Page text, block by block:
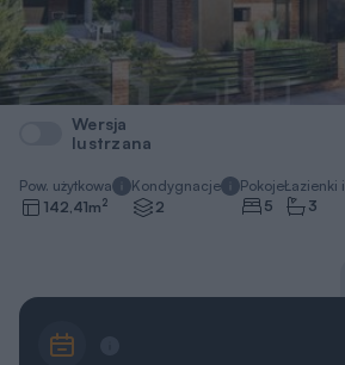
Wersja
lustrzana
Pow. użytkowa
142,41m2
Kondygnacje
2
Pokoje
5
Łazienki
3